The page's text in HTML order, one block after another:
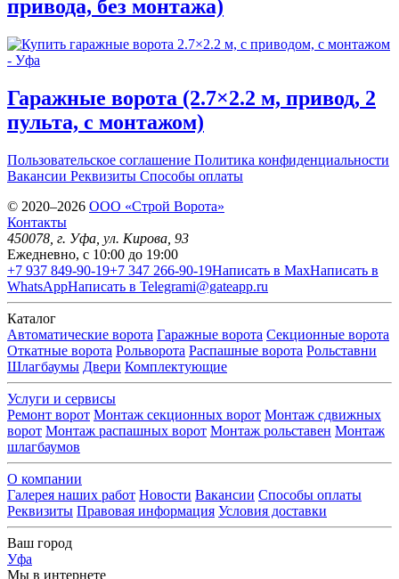
привода, без монтажа)
Гаражные ворота (2.7×2.2 м, привод, 2
пульта, с монтажом)
Пользовательское соглашение Политика конфиденциальности
Вакансии Реквизиты Способы оплаты
© 2020–2026 OOO «Строй Ворота»
Контакты
450078 , г. Уфа ул. Кирова, 93
Ежедневно, с 10:00 до 19:00
+7 937 849-90-19+7 347 266-90-19Написать в MaxНаписать в
WhatsAppНаписать в Telegrami@gateapp.ru
Каталог
Автоматические ворота Гаражные ворота Секционные ворота
Откатные ворота Рольворота Распашные ворота Рольставни
Шлагбаумы Двери Комплектующие
Услуги и сервисы
Ремонт ворот Монтаж секционных ворот Монтаж сдвижных
ворот Монтаж распашных ворот Монтаж рольставен Монтаж
шлагбаумов
О компании
Галерея наших работ Новости Вакансии Способы оплаты
Реквизиты Правовая информация Условия доставки
Ваш город
Уфа
Мы в интернете